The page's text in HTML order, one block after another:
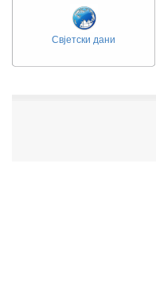
Свјетски дани